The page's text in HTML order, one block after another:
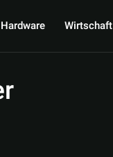
Hardware Wirtschaft